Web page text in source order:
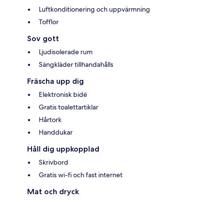
Luftkonditionering och uppvärmning
Tofflor
Sov gott
Ljudisolerade rum
Sängkläder tillhandahålls
Fräscha upp dig
Elektronisk bidé
Gratis toalettartiklar
Hårtork
Handdukar
Håll dig uppkopplad
Skrivbord
Gratis wi-fi och fast internet
Mat och dryck